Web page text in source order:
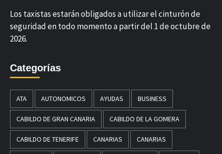
Los taxistas estarán obligados a utilizar el cinturón de
seguridad en todo momento a partir del 1 de octubre de
2026.
Categorías
ATA AUTONOMICOS AYUDAS BUSINESS
CABILDO DE GRAN CANARIA CABILDO DE LA GOMERA
CABILDO DE TENERIFE CANARIAS CANARIAS